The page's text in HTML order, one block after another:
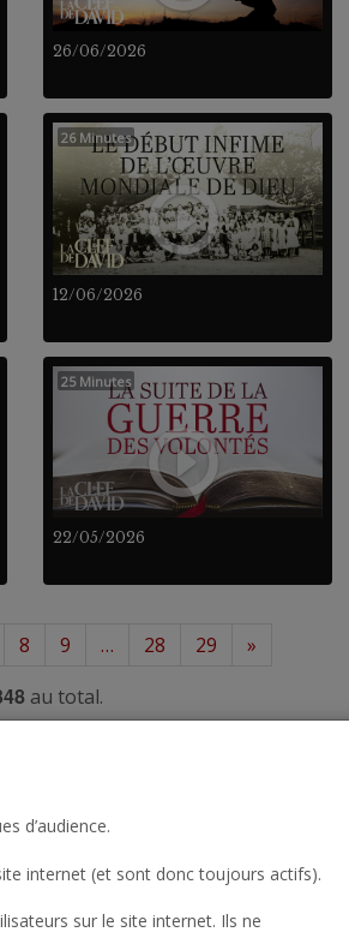
26/06/2026
12/06/2026
26 Minutes
22/05/2026
25 Minutes
8 9 … 28 29
»
au total.
d’audience.
internet (et sont donc toujours actifs).
sur le site internet. Ils ne